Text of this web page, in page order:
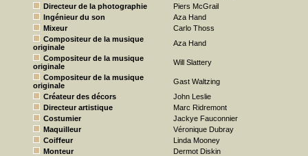
Directeur de la photographie
Piers McGrail
Ingénieur du son
Aza Hand
Mixeur
Carlo Thoss
Compositeur de la musique
originale
Aza Hand
Compositeur de la musique
originale
Will Slattery
Compositeur de la musique
originale
Gast Waltzing
Créateur des décors
John Leslie
Directeur artistique
Marc Ridremont
Costumier
Jackye Fauconnier
Maquilleur
Véronique Dubray
Coiffeur
Linda Mooney
Monteur
Dermot Diskin